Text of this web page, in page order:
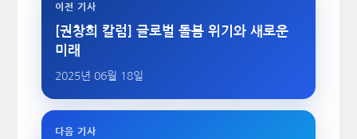
이전 기사
[권창희 칼럼] 글로벌 돌봄 위기와 새로운
미래
2025년 06월 18일
다음 기사